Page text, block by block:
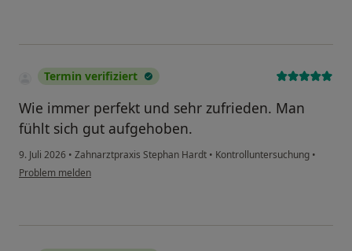
Termin verifiziert
Wie immer perfekt und sehr zufrieden. Man
fühlt sich gut aufgehoben.
9. Juli 2026 • Zahnarztpraxis Stephan Hardt • Kontrolluntersuchung •
Problem melden